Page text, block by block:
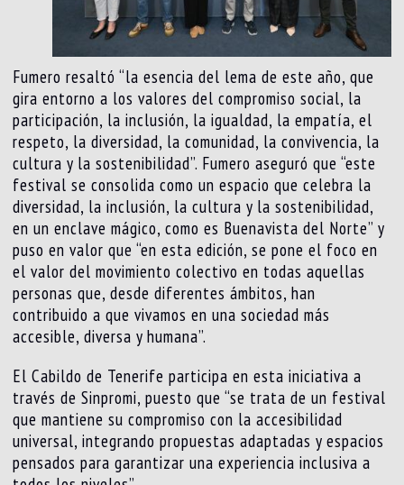
Fumero resaltó “la esencia del lema de este año, que
gira entorno a los valores del compromiso social, la
participación, la inclusión, la igualdad, la empatía, el
respeto, la diversidad, la comunidad, la convivencia, la
cultura y la sostenibilidad”. Fumero aseguró que “este
festival se consolida como un espacio que celebra la
diversidad, la inclusión, la cultura y la sostenibilidad,
en un enclave mágico, como es Buenavista del Norte” y
puso en valor que “en esta edición, se pone el foco en
el valor del movimiento colectivo en todas aquellas
personas que, desde diferentes ámbitos, han
contribuido a que vivamos en una sociedad más
accesible, diversa y humana”.
El Cabildo de Tenerife participa en esta iniciativa a
través de Sinpromi, puesto que “se trata de un festival
que mantiene su compromiso con la accesibilidad
universal, integrando propuestas adaptadas y espacios
pensados para garantizar una experiencia inclusiva a